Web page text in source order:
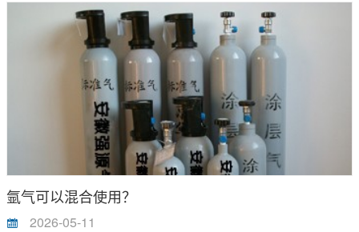
氩气可以混合使用？
2026-05-11